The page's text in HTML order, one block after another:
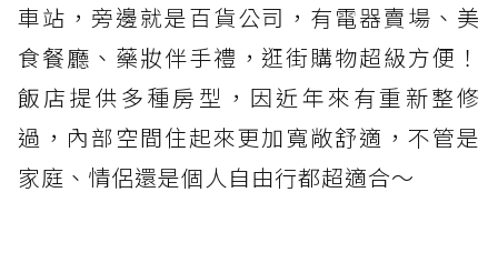
車站，旁邊就是百貨公司，有電器賣場、美
食餐廳、藥妝伴手禮，逛街購物超級方便！
飯店提供多種房型，因近年來有重新整修
過，內部空間住起來更加寬敞舒適，不管是
家庭、情侶還是個人自由行都超適合～